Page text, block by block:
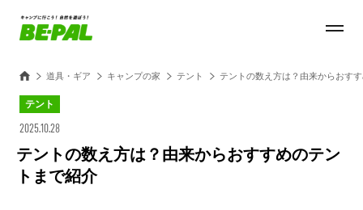
道具・ギア キャンプの家 テント テントの数え方は？由来からおす
テント
2025.10.28
テントの数え方は？由来からおすすめのテン
トまで紹介